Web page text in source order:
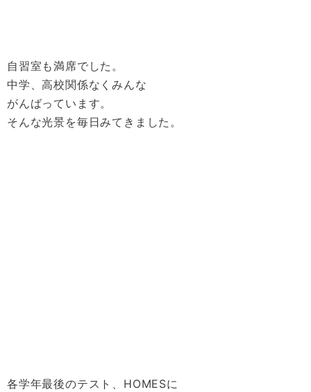
自習室も満席でした。
中学、高校関係なくみんな
がんばっています。
そんな光景を毎日みてきました。
各学年最後のテスト、HOMESに